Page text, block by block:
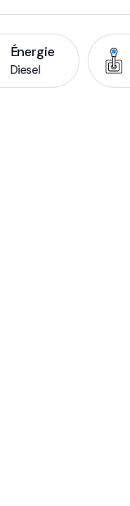
Énergie
Diesel